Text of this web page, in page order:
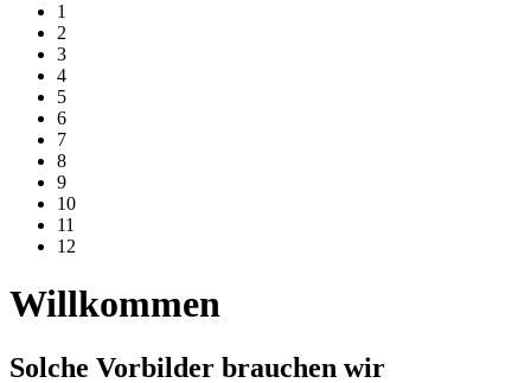
1
2
3
4
5
6
7
8
9
10
11
12
Willkommen
Solche Vorbilder brauchen wir